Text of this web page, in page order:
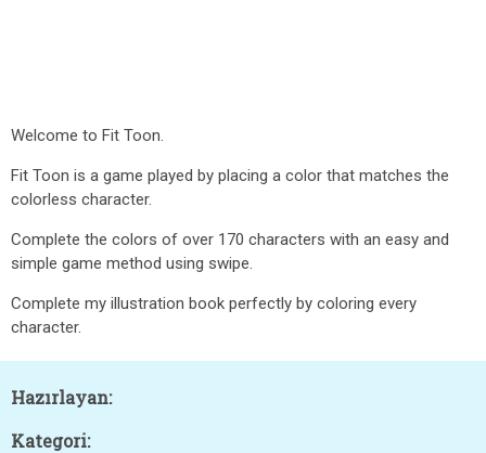
Welcome to Fit Toon.
Fit Toon is a game played by placing a color that matches the
colorless character.
Complete the colors of over 170 characters with an easy and
simple game method using swipe.
Complete my illustration book perfectly by coloring every
character.
Hazırlayan:
Kategori: